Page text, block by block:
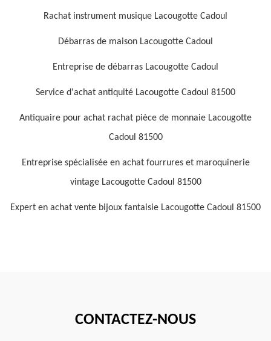
Rachat instrument musique Lacougotte Cadoul
Débarras de maison Lacougotte Cadoul
Entreprise de débarras Lacougotte Cadoul
Service d'achat antiquité Lacougotte Cadoul 81500
Antiquaire pour achat rachat pièce de monnaie Lacougotte
Cadoul 81500
Entreprise spécialisée en achat fourrures et maroquinerie
vintage Lacougotte Cadoul 81500
Expert en achat vente bijoux fantaisie Lacougotte Cadoul 81500
CONTACTEZ-NOUS